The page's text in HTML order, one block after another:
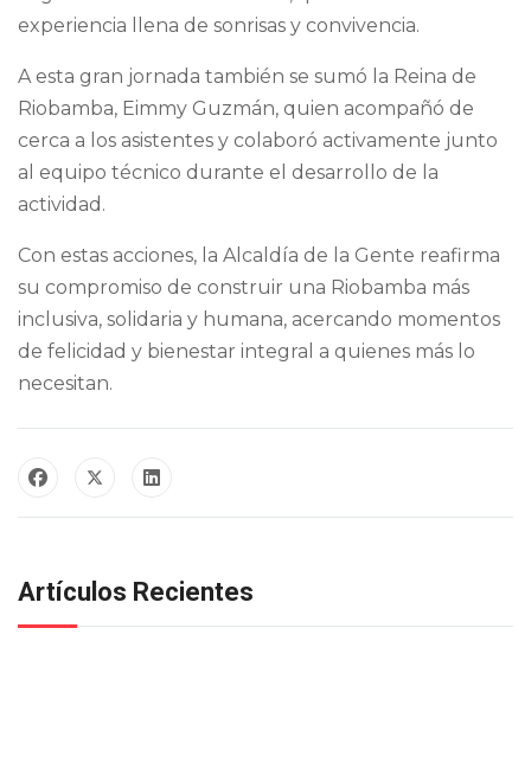
experiencia llena de sonrisas y convivencia.
A esta gran jornada también se sumó la Reina de
Riobamba, Eimmy Guzmán, quien acompañó de
cerca a los asistentes y colaboró activamente junto
al equipo técnico durante el desarrollo de la
actividad.
Con estas acciones, la Alcaldía de la Gente reafirma
su compromiso de construir una Riobamba más
inclusiva, solidaria y humana, acercando momentos
de felicidad y bienestar integral a quienes más lo
necesitan.
Artículos Recientes